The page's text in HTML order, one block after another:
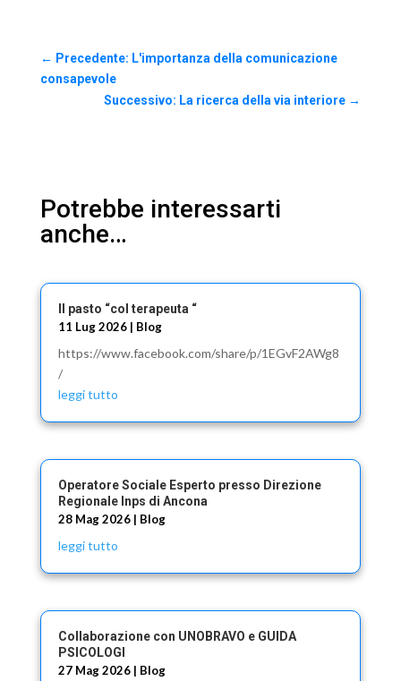
← Precedente: L'importanza della comunicazione
consapevole
Successivo: La ricerca della via interiore →
Potrebbe interessarti
anche…
Il pasto “col terapeuta “
11 Lug 2026| Blog
https://www.facebook.com/share/p/1EGvF2AWg8
/
leggi tutto
Operatore Sociale Esperto presso Direzione
Regionale Inps di Ancona
28 Mag 2026| Blog
leggi tutto
Collaborazione con UNOBRAVO e GUIDA
PSICOLOGI
27 Mag 2026| Blog